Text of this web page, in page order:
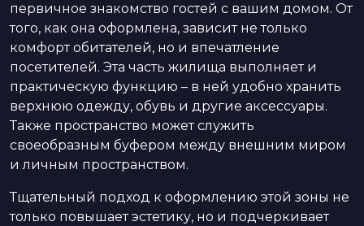
первичное знакомство гостей с вашим домом. От
того, как она оформлена, зависит не только
комфорт обитателей, но и впечатление
посетителей. Эта часть жилища выполняет и
практическую функцию – в ней удобно хранить
верхнюю одежду, обувь и другие аксессуары.
Также пространство может служить
своеобразным буфером между внешним миром
и личным пространством.
Тщательный подход к оформлению этой зоны не
только повышает эстетику, но и подчеркивает